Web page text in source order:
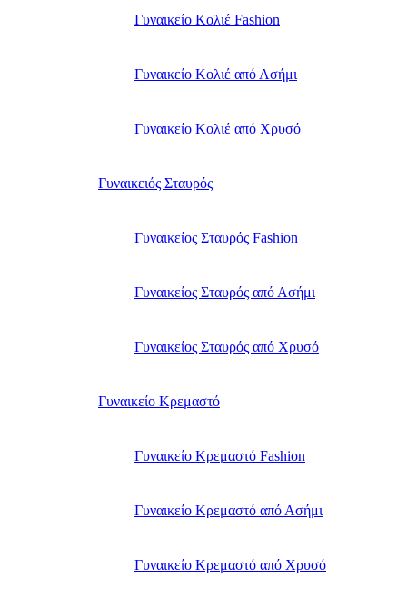
Γυναικείο Κολιέ Fashion
Γυναικείο Κολιέ από Ασήμι
Γυναικείο Κολιέ από Χρυσό
Γυναικειός Σταυρός
Γυναικείος Σταυρός Fashion
Γυναικείος Σταυρός από Ασήμι
Γυναικείος Σταυρός από Χρυσό
Γυναικείο Κρεμαστό
Γυναικείο Κρεμαστό Fashion
Γυναικείο Κρεμαστό από Ασήμι
Γυναικείο Κρεμαστό από Χρυσό